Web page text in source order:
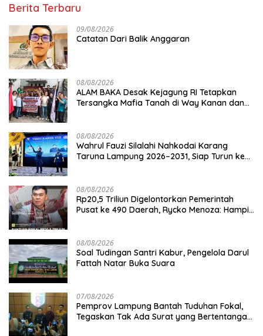
Berita Terbaru
09/08/2026
Catatan Dari Balik Anggaran
08/08/2026
ALAM BAKA Desak Kejagung RI Tetapkan
Tersangka Mafia Tanah di Way Kanan dan
08/08/2026
Wahrul Fauzi Silalahi Nahkodai Karang
Taruna Lampung 2026–2031, Siap Turun ke
08/08/2026
Rp20,5 Triliun Digelontorkan Pemerintah
Pusat ke 490 Daerah, Rycko Menoza: Hampir
08/08/2026
Soal Tudingan Santri Kabur, Pengelola Darul
Fattah Natar Buka Suara
07/08/2026
Pemprov Lampung Bantah Tuduhan Fokal,
Tegaskan Tak Ada Surat yang Bertentangan